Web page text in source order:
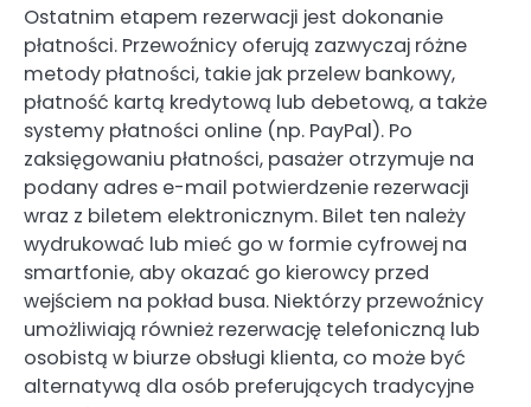
Ostatnim etapem rezerwacji jest dokonanie
płatności. Przewoźnicy oferują zazwyczaj różne
metody płatności, takie jak przelew bankowy,
płatność kartą kredytową lub debetową, a także
systemy płatności online (np. PayPal). Po
zaksięgowaniu płatności, pasażer otrzymuje na
podany adres e-mail potwierdzenie rezerwacji
wraz z biletem elektronicznym. Bilet ten należy
wydrukować lub mieć go w formie cyfrowej na
smartfonie, aby okazać go kierowcy przed
wejściem na pokład busa. Niektórzy przewoźnicy
umożliwiają również rezerwację telefoniczną lub
osobistą w biurze obsługi klienta, co może być
alternatywą dla osób preferujących tradycyjne